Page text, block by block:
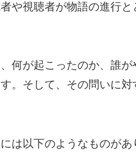
や視聴者が物語の進行
何が起こったのか、誰
。そして、その問いに
は以下のようなものがあ